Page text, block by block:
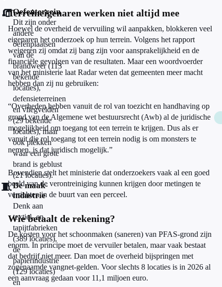
🧯Oefenterrein
Dit zijn onder
andere
oefenplaatsen
van de
brandweer (113
bekende
locaties),
defensieterreinen
en vliegvelden
(29 bekende
locaties), maar
ook plekken
waar een grote
brand is geblust
(21 locaties).
🧵De maak-
industrie
Denk aan
textiel- en
tapijtfabrieken
(389 locaties),
de
papierindustrie
(129 locaties)
en
Terreineigenaren werken niet altijd mee
Hoewel de overheid de vervuiling wil aanpakken, blokkeren veel
eigenaren het onderzoek op hun terrein. Volgens het rapport
weigeren zij omdat zij bang zijn voor aansprakelijkheid en de
financiële gevolgen van de resultaten. Maar een woordvoerder
van het ministerie laat Radar weten dat gemeenten meer macht
hebben dan zij nu gebruiken:
“Overheden hebben vanuit de rol van toezicht en handhaving op
grond van de Algemene wet bestuursrecht (Awb) al de juridische
mogelijkheid om toegang tot een terrein te krijgen. Dus als er
vanuit die rol toegang tot een terrein nodig is om monsters te
nemen, is dat juridisch mogelijk.”
Bovendien stelt het ministerie dat onderzoekers vaak al een goed
beeld van de verontreiniging kunnen krijgen door metingen te
verrichten in de buurt van een perceel.
Wie betaalt de rekening?
De kosten voor het schoonmaken (saneren) van PFAS-grond zijn
enorm. In principe moet de vervuiler betalen, maar vaak bestaat
dat bedrijf niet meer. Dan moet de overheid bijspringen met
zogenaamde vangnet-gelden. Voor slechts 8 locaties is in 2026 al
een aanvraag gedaan voor 11,1 miljoen euro.